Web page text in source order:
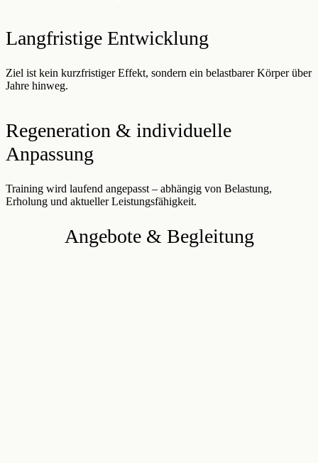
Langfristige Entwicklung
Ziel ist kein kurzfristiger Effekt, sondern ein belastbarer Körper über
Jahre hinweg.
Regeneration & individuelle
Anpassung
Training wird laufend angepasst – abhängig von Belastung,
Erholung und aktueller Leistungsfähigkeit.
Angebote & Begleitung